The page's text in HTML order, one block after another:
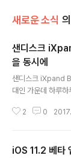
새로운 소식
샌디스크
을 동시에
샌디스크 iXpand
대인 가운데 하루
로 쪼개가며 여러가
을 마치고 데이터
2 0
iOS 11.2 베타